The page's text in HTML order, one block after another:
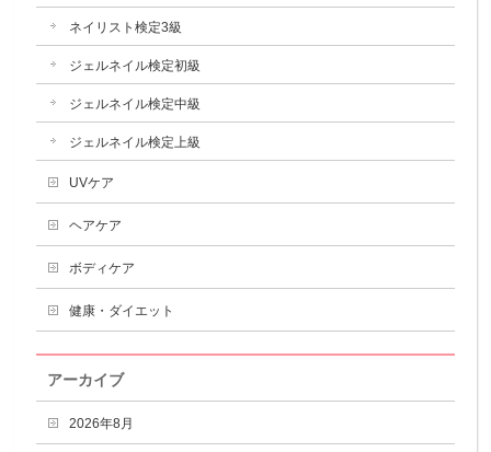
ネイリスト検定3級
ジェルネイル検定初級
ジェルネイル検定中級
ジェルネイル検定上級
UVケア
ヘアケア
ボディケア
健康・ダイエット
アーカイブ
2026年8月